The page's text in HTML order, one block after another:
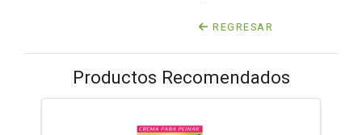
REGRESAR
Productos Recomendados